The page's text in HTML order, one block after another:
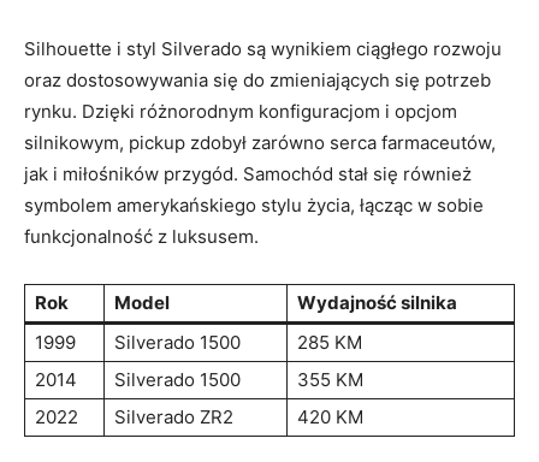
Silhouette i styl Silverado są wynikiem ciągłego rozwoju
oraz dostosowywania się do zmieniających się potrzeb
rynku. Dzięki różnorodnym konfiguracjom i opcjom
silnikowym, pickup zdobył zarówno serca farmaceutów,
jak i miłośników przygód. Samochód stał się również
symbolem amerykańskiego stylu życia, łącząc w sobie
funkcjonalność z luksusem.
Rok Model
Wydajność silnika
1999
Silverado 1500
285 KM
2014
Silverado 1500
355 KM
2022
Silverado ZR2 420 KM